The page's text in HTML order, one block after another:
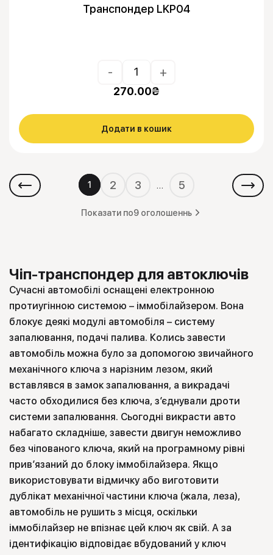
Транспондер LKP04
- +
270.00₴
Додати в кошик
1 2 3 … 5
Показати по9 оголошеннь
Чіп-транспондер для автоключів
Сучасні автомобілі оснащені електронною
протиугінною системою – іммобілайзером. Вона
блокує деякі модулі автомобіля – систему
запалювання, подачі палива. Колись завести
автомобіль можна було за допомогою звичайного
механічного ключа з нарізним лезом, який
вставлявся в замок запалювання, а викрадачі
часто обходилися без ключа, з’єднували дроти
системи запалювання. Сьогодні викрасти авто
набагато складніше, завести двигун неможливо
без чіпованого ключа, який на програмному рівні
прив’язаний до блоку іммобілайзера. Якщо
використовувати відмичку або виготовити
дублікат механічної частини ключа (жала, леза),
автомобіль не рушить з місця, оскільки
іммобілайзер не впізнає цей ключ як свій. А за
ідентифікацію відповідає вбудований у ключ